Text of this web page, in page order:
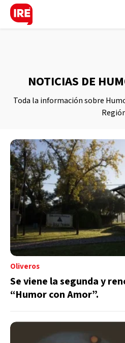
NOTICIAS DE
Toda la información sobre
Oliveros
Se viene la segunda y
“Humor con Amor”.